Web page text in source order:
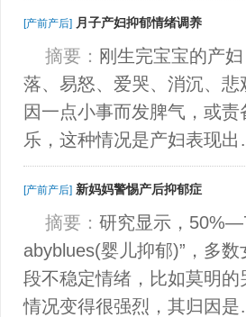
[产前产后] 月子产妇抑郁情绪调养
摘要： 刚生完宝宝的产
落、易怒、爱哭、消沉、
因一点小事而发脾气，或
乐，这种情况是产妇表现
[产前产后] 新妈妈警惕产后抑郁症
摘要： 研究显示，
abyblues(婴儿抑郁)”，多
段不稳定情绪，比如莫明
情况变得很强烈，其归因